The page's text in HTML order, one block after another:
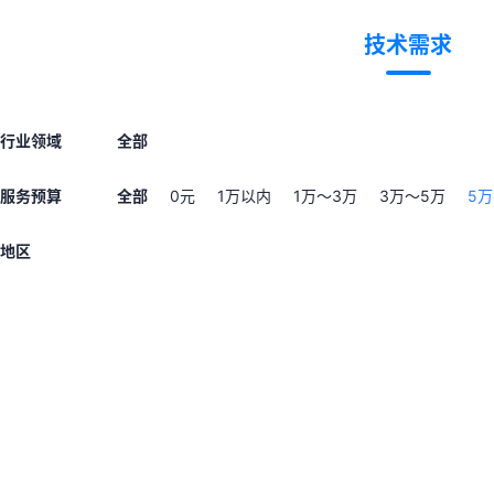
技术需求
行业领域 全部
服务预算 全部 0元 1万以内 1万～3万 3万～5万 5
地区